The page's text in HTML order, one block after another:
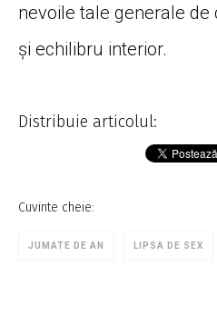
nevoile tale generale
și echilibru interior.
Distribuie articolul:
Cuvinte cheie:
JUMATE DE AN LIPSA DE SEX